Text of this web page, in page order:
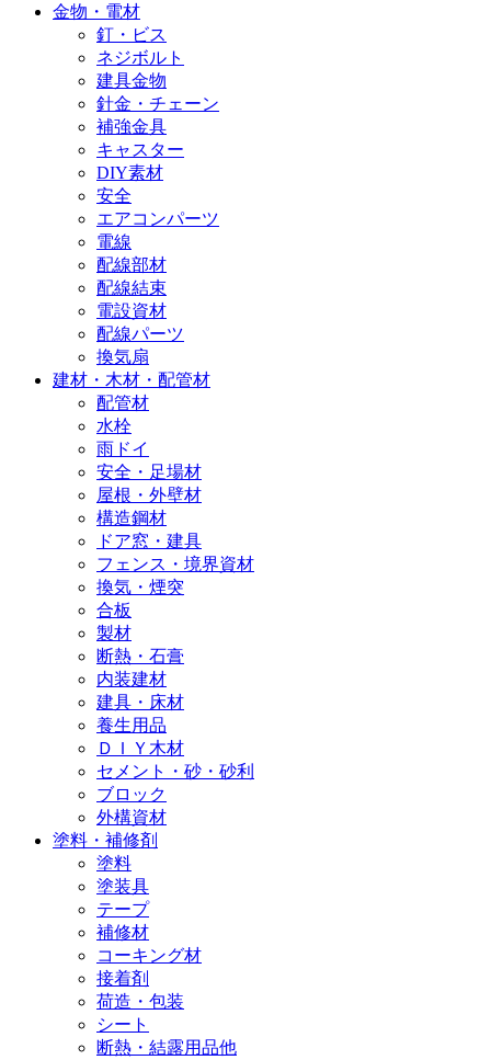
金物・電材
釘・ビス
ネジボルト
建具金物
針金・チェーン
補強金具
キャスター
DIY素材
安全
エアコンパーツ
電線
配線部材
配線結束
電設資材
配線パーツ
換気扇
建材・木材・配管材
配管材
水栓
雨ドイ
安全・足場材
屋根・外壁材
構造鋼材
ドア窓・建具
フェンス・境界資材
換気・煙突
合板
製材
断熱・石膏
内装建材
建具・床材
養生用品
ＤＩＹ木材
セメント・砂・砂利
ブロック
外構資材
塗料・補修剤
塗料
塗装具
テープ
補修材
コーキング材
接着剤
荷造・包装
シート
断熱・結露用品他